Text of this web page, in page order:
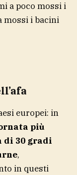
a poco mossi i
mossi i bacini
europei: in
più
di 30 gradi
,
in questi